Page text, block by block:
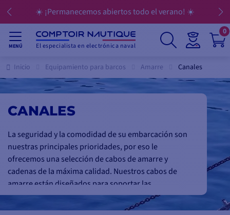
abiertos todo el verano! ☀️ 💳 Pague sus
MENÚ El especialista en electrónica naval
0
Inicio Equipamiento para barcos Amarre Canales
CANALES
La seguridad y la comodidad de su embarcación son
nuestras principales prioridades, por eso le
ofrecemos una selección de cabos de amarre y
cadenas de la máxima calidad. Nuestros cabos de
amarre están diseñados para soportar las
condiciones más duras en el mar, al tiempo que
ofrecen una durabilidad y resistencia excepcionales